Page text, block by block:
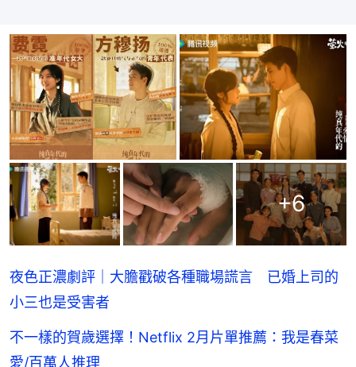
+6
夜色正濃劇評｜大膽戳破各種職場謊言 已婚上司的
小三也是受害者
不一樣的賀歲選擇！Netflix 2月片單推薦：我是春菜
愛/百萬人推理